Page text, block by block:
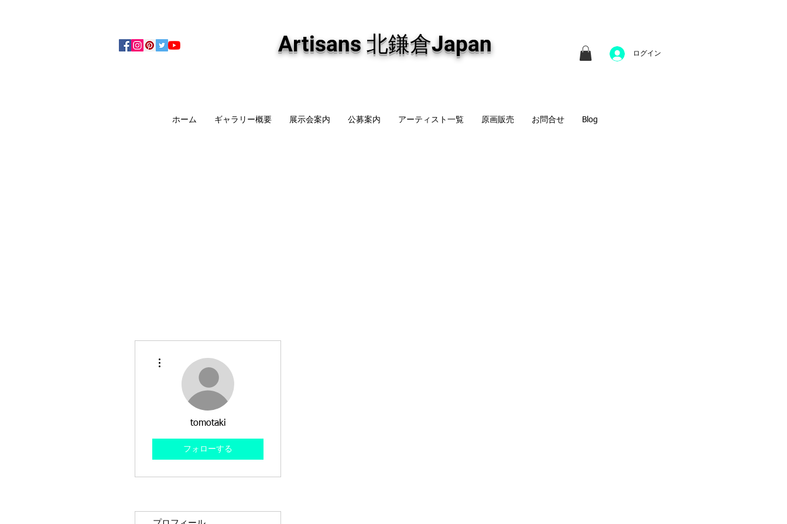
Artisans 北鎌倉Japan ログイン
ホーム ギャラリー概要 展示会案内 公募案内 アーティスト一覧 原画販売 お問合せ Blog
tomotaki
フォローする